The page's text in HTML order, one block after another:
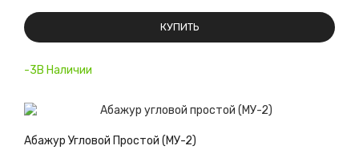
-3В Наличии
КУПИТЬ
Абажур Угловой Простой (МУ-2)